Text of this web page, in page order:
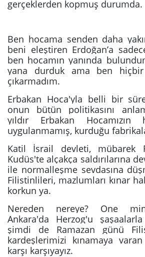
gerçeklerden kopmuş durumda.
Ben hocama senden daha
beni eleştiren Erdoğan’a
ben hocamın yanında
yana durduk ama ben
çıkarmadım.
Erbakan Hoca'yla belli bir
onun bütün politikasını
yıldır Erbakan Hocamızın
uygulanmamış, kurduğu
Katil İsrail devleti, mübarek
Kudüs'te alçakça saldırılarına
ile normalleşme sevdasına
Filistinlileri, mazlumları kınar
korkun ya.
Nereden nereye? One
Ankara'da Herzog'u
şimdi de Ramazan günü
kardeşlerimizi kınamaya
karşı karşıyayız.